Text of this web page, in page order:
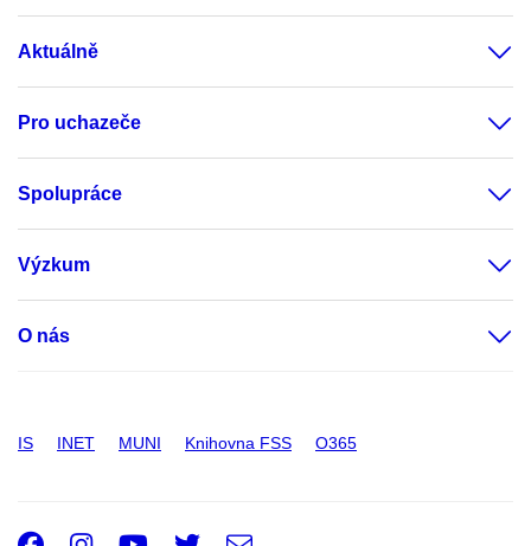
Aktuálně
Pro uchazeče
Spolupráce
Výzkum
O nás
IS INET MUNI Knihovna FSS O365